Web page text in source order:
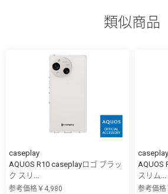
類似商品
caseplay
AQUOS R10 caseplayロゴ ブラッ
ク スリ...
参考価格￥4,980
caseplay
AQUOS
スリム...
参考価格